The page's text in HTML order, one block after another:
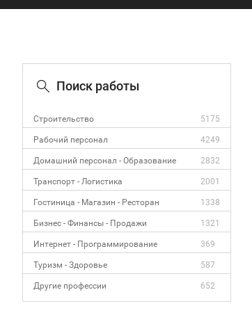
Поиск работы
Строительство 5175
Рабочий персонал 4249
Домашний персонал - Образование 2832
Транспорт - Логистика 2001
Гостиница - Магазин - Ресторан 1338
Бизнес - Финансы - Продажи 1321
Интернет - Программирование 369
Туризм - Здоровье 587
Другие профессии 652